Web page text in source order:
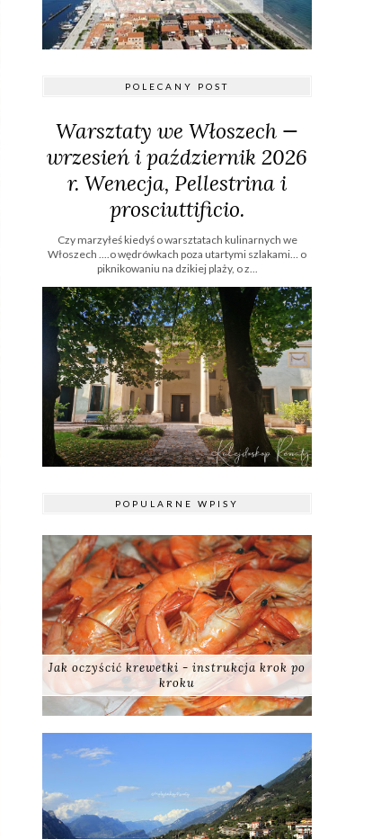
POLECANY POST
Warsztaty we Włoszech —
wrzesień i październik 2026
r. Wenecja, Pellestrina i
prosciuttificio.
Czy marzyłeś kiedyś o warsztatach kulinarnych we
Włoszech ....o wędrówkach poza utartymi szlakami… o
piknikowaniu na dzikiej plaży, o z...
POPULARNE WPISY
Jak oczyścić krewetki - instrukcja krok po
kroku